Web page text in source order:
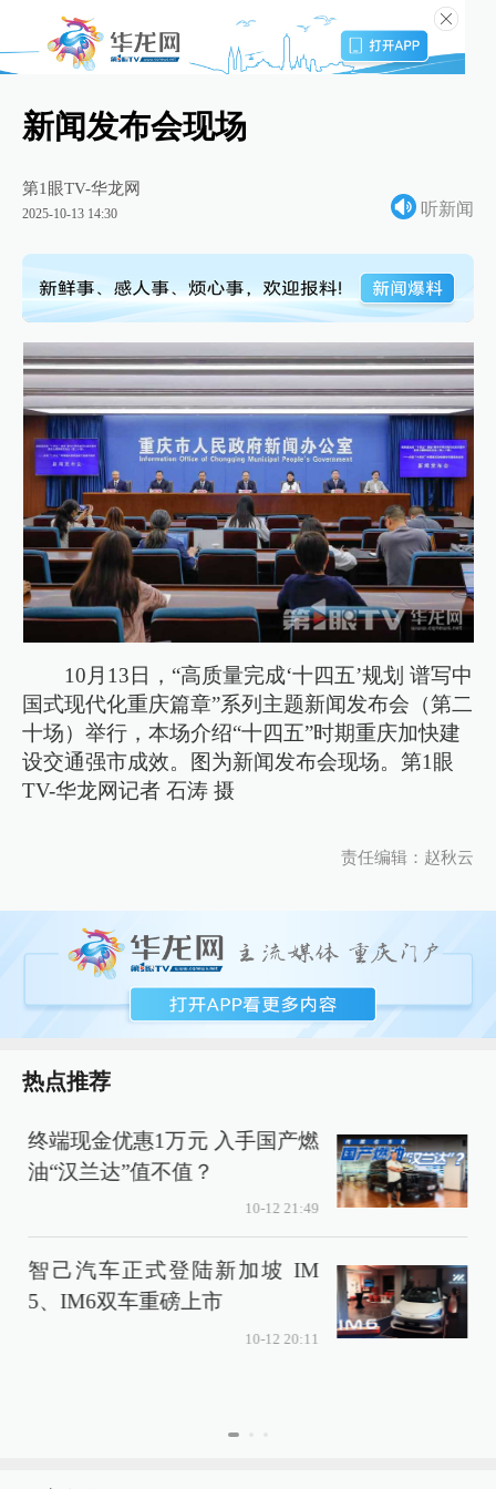
新闻发布会现场
第1眼TV-华龙网
2025-10-13 14:30 听新闻
10月13日，“高质量完成‘十四五’规划 谱写中
国式现代化重庆篇章”系列主题新闻发布会（第二
十场）举行，本场介绍“十四五”时期重庆加快建
设交通强市成效。图为新闻发布会现场。第1眼
TV-华龙网记者 石涛 摄
责任编辑：赵秋云
热点推荐
终端现金优惠1万元 入手国产燃
油“汉兰达”值不值？
10-12 21:49
智己汽车正式登陆新加坡 IM
5、IM6双车重磅上市
10-12 20:11